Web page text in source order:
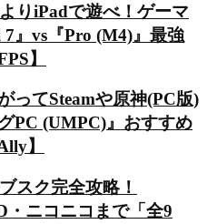
りiPadで遊べ！ゲーマ
』vs『Pro (M4)』最強
】
ってSteamや原神(PC版)
PC (UMPC)』おすすめ
】
スク完全攻略！
・ニコニコまで「全9